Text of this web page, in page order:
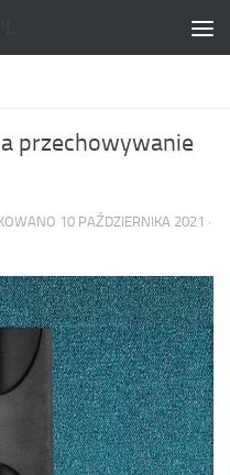
przechowywanie
10 PAŹDZIERNIKA 2021 ·